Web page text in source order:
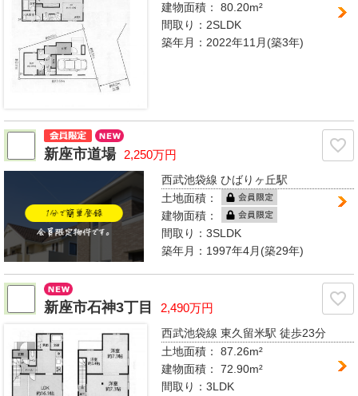
建物面積：80.20m²
間取り：2SLDK
築年月：2022年11月(築3年)
新座市道場 2,250万円
西武池袋線 ひばりヶ丘駅
土地面積：
建物面積：
間取り：3SLDK
築年月：1997年4月(築29年)
新座市石神3丁目 2,490万円
西武池袋線 東久留米駅徒歩23分
土地面積： 87.26m²
建物面積：72.90m²
間取り：3LDK